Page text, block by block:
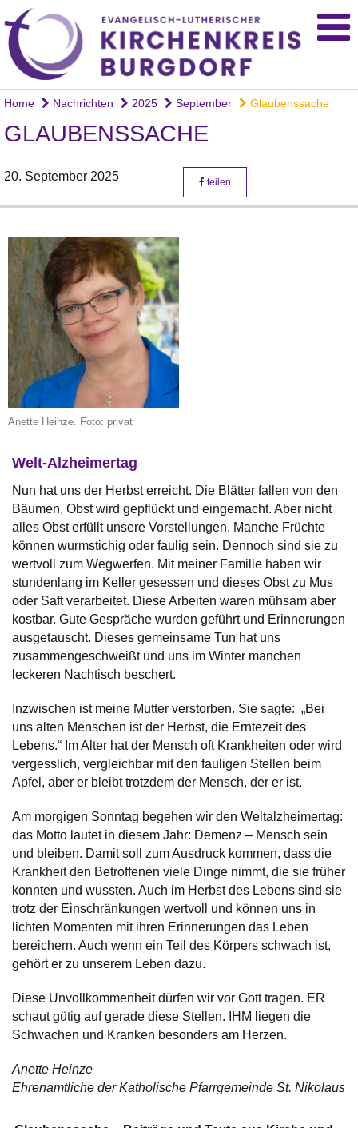
Home Nachrichten 2025 September Glaubenssache
GLAUBENSSACHE
20. September 2025 teilen
Anette Heinze. Foto: privat
Welt-Alzheimertag
Nun hat uns der Herbst erreicht. Die Blätter fallen von den
Bäumen, Obst wird gepflückt und eingemacht. Aber nicht
alles Obst erfüllt unsere Vorstellungen. Manche Früchte
können wurmstichig oder faulig sein. Dennoch sind sie zu
wertvoll zum Wegwerfen. Mit meiner Familie haben wir
stundenlang im Keller gesessen und dieses Obst zu Mus
oder Saft verarbeitet. Diese Arbeiten waren mühsam aber
kostbar. Gute Gespräche wurden geführt und Erinnerungen
ausgetauscht. Dieses gemeinsame Tun hat uns
zusammengeschweißt und uns im Winter manchen
leckeren Nachtisch beschert.
Inzwischen ist meine Mutter verstorben. Sie sagte: „Bei
uns alten Menschen ist der Herbst, die Erntezeit des
Lebens.“ Im Alter hat der Mensch oft Krankheiten oder wird
vergesslich, vergleichbar mit den fauligen Stellen beim
Apfel, aber er bleibt trotzdem der Mensch, der er ist.
Am morgigen Sonntag begehen wir den Weltalzheimertag:
das Motto lautet in diesem Jahr: Demenz – Mensch sein
und bleiben. Damit soll zum Ausdruck kommen, dass die
Krankheit den Betroffenen viele Dinge nimmt, die sie früher
konnten und wussten. Auch im Herbst des Lebens sind sie
trotz der Einschränkungen wertvoll und können uns in
lichten Momenten mit ihren Erinnerungen das Leben
bereichern. Auch wenn ein Teil des Körpers schwach ist,
gehört er zu unserem Leben dazu.
Diese Unvollkommenheit dürfen wir vor Gott tragen. ER
schaut gütig auf gerade diese Stellen. IHM liegen die
Schwachen und Kranken besonders am Herzen.
Anette Heinze
Ehrenamtliche der Katholische Pfarrgemeinde St. Nikolaus